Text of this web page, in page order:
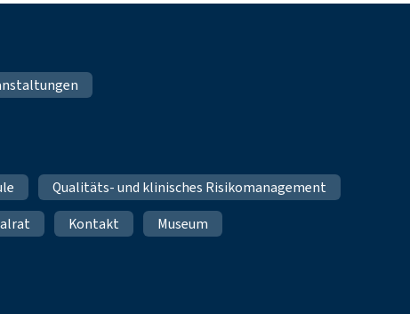
Qualitäts- und klinisches Risikomanagement
Kontakt
Museum